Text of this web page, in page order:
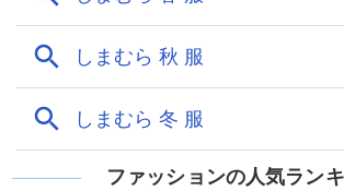
ファッションの人気ラン